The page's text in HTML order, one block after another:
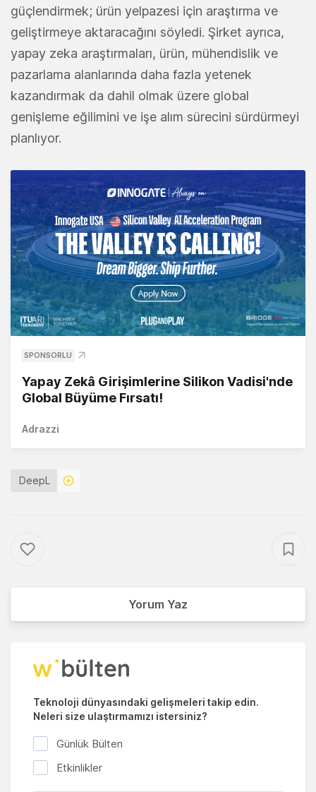
güçlendirmek; ürün yelpazesi için araştırma ve
geliştirmeye aktaracağını söyledi. Şirket ayrıca,
yapay zeka araştırmaları, ürün, mühendislik ve
pazarlama alanlarında daha fazla yetenek
kazandırmak da dahil olmak üzere global
genişleme eğilimini ve işe alım sürecini sürdürmeyi
planlıyor.
SPONSORLU
Yapay Zekâ Girişimlerine Silikon Vadisi'nde
Global Büyüme Fırsatı!
Adrazzi
DeepL
Yorum Yaz
Teknoloji dünyasındaki gelişmeleri takip edin.
Neleri size ulaştırmamızı istersiniz?
Günlük Bülten
Etkinlikler